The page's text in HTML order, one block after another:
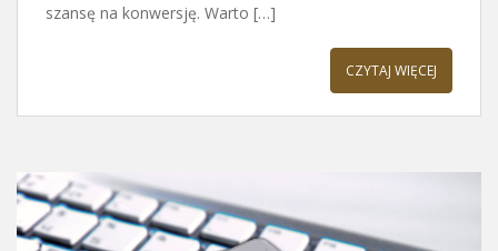
szansę na konwersję. Warto […]
CZYTAJ WIĘCEJ